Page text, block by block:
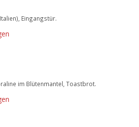
Eingangstür.
im Blütenmantel, Toastbrot.